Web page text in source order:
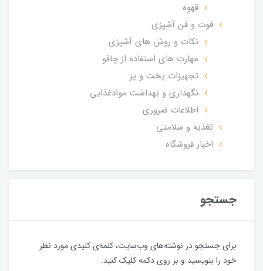
قهوه
فوت و فن آشپزی
نکات و روش های آشپزی
مهارت های استفاده از چاقو
تجهیزات پخت و پز
نگهداری و بهداشت موادغذایی
اطلاعات ضروری
تغذیه و سلامتی
اخبار فروشگاه
جستجو
برای جستجو در نوشته‌های وب‌سایت، کلمه‌ی کلیدی مورد نظر
خود را بنویسید و بر روی دکمه کلیک کنید.